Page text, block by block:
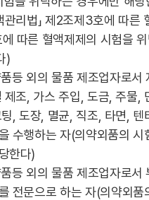
관리법」 제2조제3호에 따
따른 혈액제제의 시험을
)
등 외의 물품 제조업자로서
제조, 가스 주입, 도금, 주물,
, 도장, 멸균, 직조, 타면, 텐
수행하는 자(의약외품의 시
한다)
등 외의 물품 제조업자로서
전문으로 하는 자(의약외품